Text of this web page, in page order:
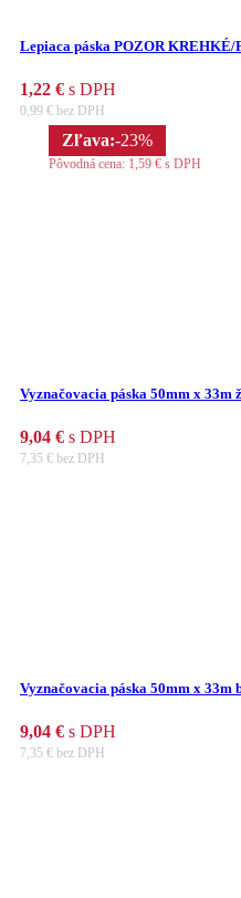
Lepiaca páska POZOR KREHKÉ/
1,22 € s DPH
0,99 € bez DPH
Zľava:-23%
Pôvodná cena: 1,59 € s DPH
Vyznačovacia páska 50mm x 33m
9,04 € s DPH
7,35 € bez DPH
Vyznačovacia páska 50mm x 33m
9,04 € s DPH
7,35 € bez DPH